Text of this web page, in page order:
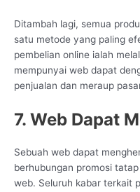
Ditambah lagi, semua
satu metode yang paling
pembelian online ialah
mempunyai web dapat
penjualan dan meraup
7. Web Dapat
Sebuah web dapat
berhubungan promosi
web. Seluruh kabar terkait